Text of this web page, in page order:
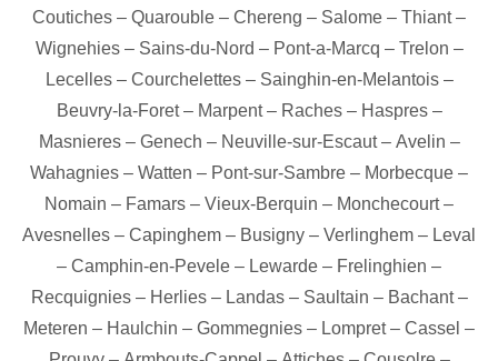
Coutiches – Quarouble – Chereng – Salome – Thiant–
Wignehies– Sains-du-Nord – Pont-a-Marcq – Trelon –
Lecelles– Courchelettes– Sainghin-en-Melantois–
Beuvry-la-Foret– Marpent– Raches– Haspres–
Masnieres– Genech – Neuville-sur-Escaut– Avelin –
Wahagnies – Watten – Pont-sur-Sambre – Morbecque –
Nomain – Famars – Vieux-Berquin – Monchecourt–
Avesnelles – Capinghem – Busigny – Verlinghem – Leval
– Camphin-en-Pevele – Lewarde – Frelinghien –
Recquignies– Herlies– Landas– Saultain – Bachant–
Meteren – Haulchin – Gommegnies – Lompret– Cassel –